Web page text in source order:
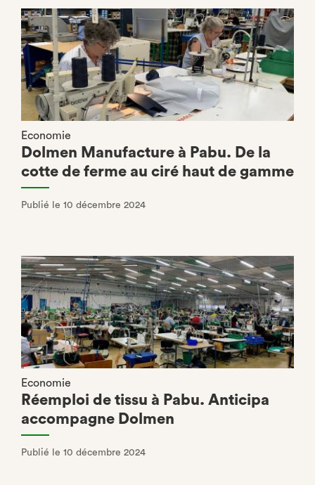
Economie
Dolmen Manufacture à Pabu. De la
cotte de ferme au ciré haut de gamme
Publié le 10 décembre 2024
Economie
Réemploi de tissu à Pabu. Anticipa
accompagne Dolmen
Publié le 10 décembre 2024